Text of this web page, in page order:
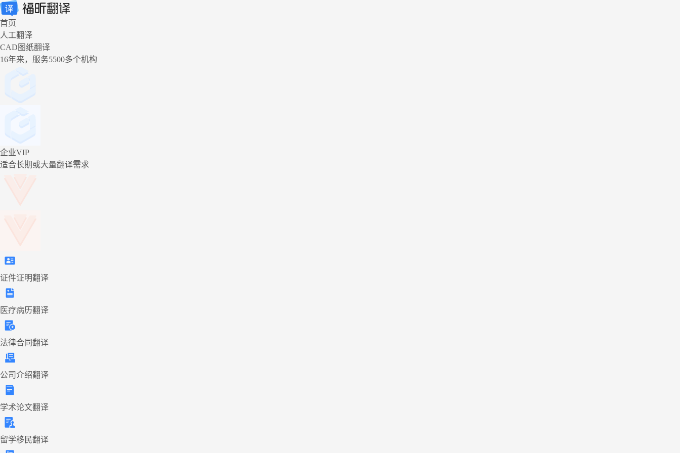
首页
人工翻译
CAD图纸翻译
16年来，服务5500多个机构
企业VIP
适合长期或大量翻译需求
证件证明翻译
医疗病历翻译
法律合同翻译
公司介绍翻译
学术论文翻译
留学移民翻译